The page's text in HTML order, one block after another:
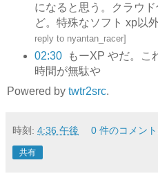
になると思う。クラウ
ど。特殊なソフト xp以
reply to nyantan_racer]
02:30
もーXP やだ。こ
時間が無駄や
Powered by twtr2src.
時刻: 4:36 午後 0 件のコメン
共有